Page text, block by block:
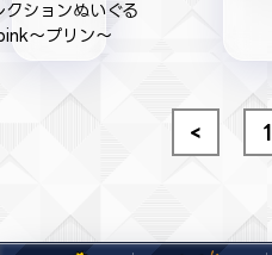
クションぬいぐる
～プリン～
< 1